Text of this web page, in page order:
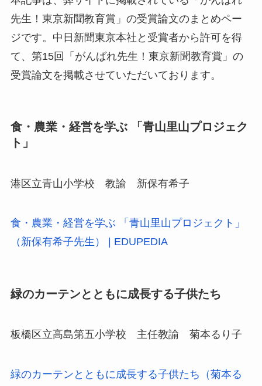
先生！東京新聞教育賞」の受賞論文のまとめペー
ジです。中日新聞東京本社と受賞者から許可を得
て、第15回「がんばれ先生！東京新聞教育賞」の
受賞論文を掲載させていただいております。
食・農業・経営を学ぶ 「青山里山プロジェク
ト」
港区立青山小学校 教諭 新保有希子
食・農業・経営を学ぶ 「青山里山プロジェクト」
（新保有希子先生） | EDUPEDIA
緑のカーテンとともに成長する子供たち
板橋区立高島第五小学校 主任教諭 菊本るり子
緑のカーテンとともに成長する子供たち（菊本る